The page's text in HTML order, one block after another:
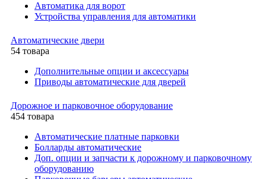
Автоматика для ворот
Устройства управления для автоматики
Автоматические двери
54 товара
Дополнительные опции и аксессуары
Приводы автоматические для дверей
Дорожное и парковочное оборудование
454 товара
Автоматические платные парковки
Болларды автоматические
Доп. опции и запчасти к дорожному и парковочному
оборудованию